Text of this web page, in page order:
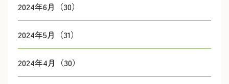
2024年6月（30）
2024年5月（31）
2024年4月（30）